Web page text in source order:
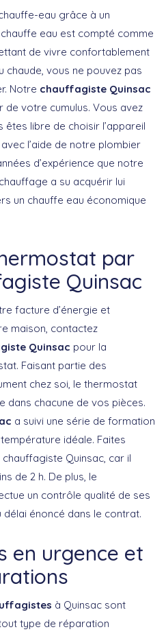
eau grâce à un
chauffe eau est compté comme
de vivre confortablement
chaude, vous ne pouvez pas
Notre chauffagiste Quinsac
de votre cumulus. Vous avez
êtes libre de choisir l’appareil
l’aide de notre plombier
d’expérience que notre
a su acquérir lui
un chauffe eau économique
par
Quinsac
facture d’énergie et
maison, contactez
Quinsac pour la
Faisant partie des
chez soi, le thermostat
dans chacune de vos pièces.
a suivi une série de formation
idéale. Faites
Quinsac, car il
de 2 h. De plus, le
un contrôle qualité de ses
énoncé dans le contrat.
en urgence et
à Quinsac sont
type de réparation